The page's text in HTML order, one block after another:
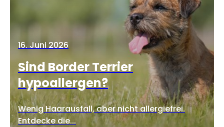
16. Juni 2026
Sind Border Terrier
hypoallergen?
Wenig Haarausfall, aber nicht allergiefrei.
Entdecke die...